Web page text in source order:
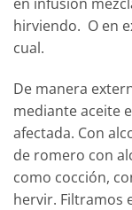
hirviendo. O en
cual.
De manera
mediante aceite
afectada. Con
de romero con
como cocción,
hervir. Filtramos